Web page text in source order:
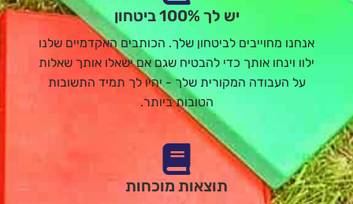
יש לך 100% ביטחון
אנחנו מחוייבים לביטחון שלך. הכותבים האקדמיים שלנו
ילוו וינחו אותך כדי להבטיח שגם אם ישאלו אותך שאלות
על העבודה המקורית שלך - יהיו לך תמיד התשובות
הטובות ביותר.
תוצאות מוכחות